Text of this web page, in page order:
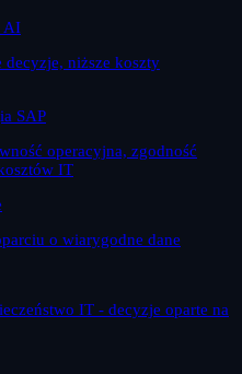
AI
decyzje, niższe koszty
SAP
operacyjna, zgodność
IT
o wiarygodne dane
IT - decyzje oparte na